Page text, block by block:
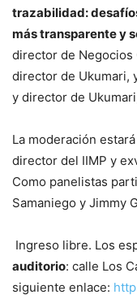
trazabilidad:
más transparente y
director de Negocios
director de Ukumari,
y director de
La moderación
director del IIMP y
Como panelistas
Samaniego y Jimmy
Ingreso libre. Los
auditorio: calle Los
siguiente enlace: